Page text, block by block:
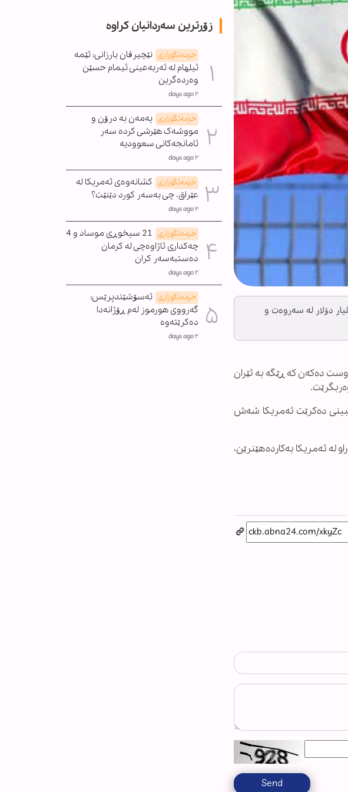
دۆلار لە سەروەت و
دەکەن کە ڕێگە بە ئێران
دەکرێت ئەمریکا شەش
لە ئەمریکا بەکاردەهێنرێن،
Send
زۆرترین سەردانیان کراوە
خزمەتگوزاری نێچیرڤان بارزانی: ئێمە
ئیلهام لە ئەربەعینی ئیمام حسێن
وەردەگرین
٢ days ago
خزمەتگوزاری یەمەن بە درۆن و
مووشەک هێرشی کردە سەر
ئامانجەکانی سعوودیە
٢ days ago
خزمەتگوزاری کشانەوەی ئەمریکا لە
عێراق، چی بەسەر کورد دێنێت؟
٢ days ago
خزمەتگوزاری
21 سیخوڕی موساد و 4
چەکداری ئاژاوەچی لە کرمان
دەستبەسەر کران
٢ days ago
خزمەتگوزاری ئەسۆشێتدپرێس:
گەرووی هورموز لەم ڕۆژانەدا
دەکرێتەوە
٢ days ago